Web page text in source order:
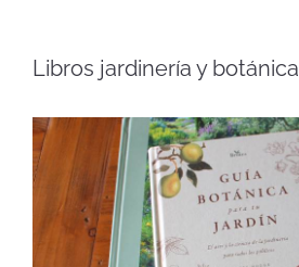
Libros jardinería y botánica